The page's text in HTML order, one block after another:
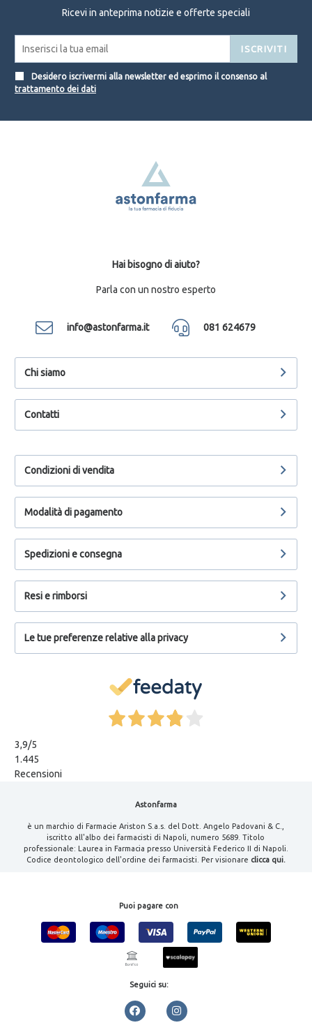
Ricevi in anteprima notizie e offerte speciali
ISCRIVITI
Desidero iscrivermi alla newsletter ed esprimo il consenso al
trattamento dei dati
Hai bisogno di aiuto?
Parla con un nostro esperto
info@astonfarma.it 081 624679
Chi siamo
Contatti
Condizioni di vendita
Modalità di pagamento
Spedizioni e consegna
Resi e rimborsi
Le tue preferenze relative alla privacy
3,9/5
1.445
Recensioni
Astonfarma
è un marchio di Farmacie Ariston S.a.s. del Dott. Angelo Padovani & C.,
iscritto all'albo dei farmacisti di Napoli, numero 5689. Titolo
professionale: Laurea in Farmacia presso Università Federico II di Napoli.
Codice deontologico dell'ordine dei farmacisti. Per visionare clicca qui.
Puoi pagare con
Seguici su: